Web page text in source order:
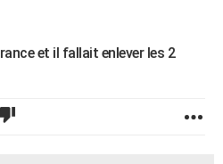
et il fallait enlever les 2